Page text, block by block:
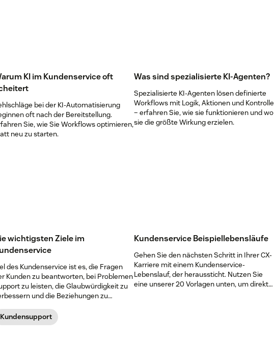
welche Vorteile es bietet.
KI im Kundenservice oft
bei der KI-Automatisierung
oft nach der Bereitstellung.
Sie, wie Sie Workflows optimieren,
neu zu starten.
Was sind spezialisierte KI-Agenten?
Spezialisierte KI-Agenten lösen definierte
Workflows mit Logik, Aktionen und Kontrolle
– erfahren Sie, wie sie funktionieren und wo
sie die größte Wirkung erzielen.
wichtigsten Ziele im
des Kundenservice ist es, die Fragen
Kunden zu beantworten, bei Problemen
zu leisten, die Glaubwürdigkeit zu
und die Beziehungen zu
Kundensupport
Kundenservice Beispiellebensläufe
Gehen Sie den nächsten Schritt in Ihrer CX-
Karriere mit einem Kundenservice-
Lebenslauf, der heraussticht. Nutzen Sie
eine unserer 20 Vorlagen unten, um direkt